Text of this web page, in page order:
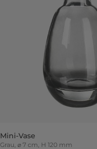
Mini-Vase
Grau, ⌀ 7 cm, H 120 mm